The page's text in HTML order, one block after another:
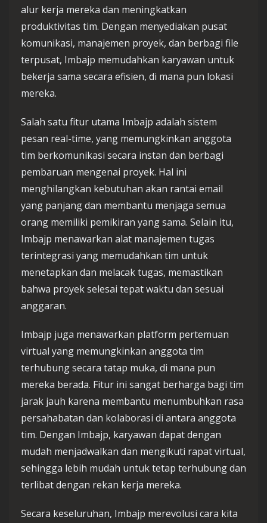
alur kerja mereka dan meningkatkan
produktivitas tim. Dengan menyediakan pusat
komunikasi, manajemen proyek, dan berbagi file
terpusat, Imbajp memudahkan karyawan untuk
bekerja sama secara efisien, di mana pun lokasi
mereka.
Salah satu fitur utama Imbajp adalah sistem
pesan real-time, yang memungkinkan anggota
tim berkomunikasi secara instan dan berbagi
pembaruan mengenai proyek. Hal ini
menghilangkan kebutuhan akan rantai email
yang panjang dan membantu menjaga semua
orang memiliki pemikiran yang sama. Selain itu,
Imbajp menawarkan alat manajemen tugas
terintegrasi yang memudahkan tim untuk
menetapkan dan melacak tugas, memastikan
bahwa proyek selesai tepat waktu dan sesuai
anggaran.
Imbajp juga menawarkan platform pertemuan
virtual yang memungkinkan anggota tim
terhubung secara tatap muka, di mana pun
mereka berada. Fitur ini sangat berharga bagi tim
jarak jauh karena membantu menumbuhkan rasa
persahabatan dan kolaborasi di antara anggota
tim. Dengan Imbajp, karyawan dapat dengan
mudah menjadwalkan dan mengikuti rapat virtual,
sehingga lebih mudah untuk tetap terhubung dan
terlibat dengan rekan kerja mereka.
Secara keseluruhan, Imbajp merevolusi cara kita